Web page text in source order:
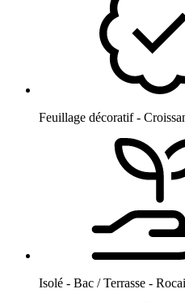
Feuillage décoratif -
Isolé - Bac / Terrasse -